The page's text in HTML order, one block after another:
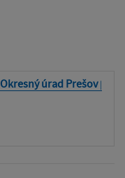
úrad Prešov|